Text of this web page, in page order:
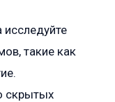
такие как
скрытых